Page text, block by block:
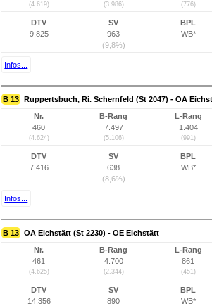
(4.619) (3.986) (776)
DTV
9.825
SV
963
(9,8%)
BPL
WB*
Infos...
B 13 Ruppertsbuch, Ri. Schernfeld (St 2047) - OA
Nr.
460
(4.624)
B-Rang
7.497
(5.106)
L-Rang
1.404
(991)
DTV
7.416
SV
638
(8,6%)
BPL
WB*
Infos...
B 13 OA Eichstätt (St 2230) - OE Eichstätt
Nr.
461
(4.625)
B-Rang
4.700
(2.344)
L-Rang
861
(451)
DTV
14.356
SV
890
BPL
WB*